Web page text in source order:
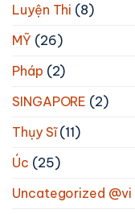
Luyện Thi (8)
MỸ (26)
Pháp (2)
SINGAPORE (2)
Thụy Sĩ(11)
Úc (25)
Uncategorized @vi